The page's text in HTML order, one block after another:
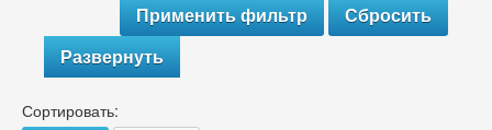
Развернуть
Сортировать: